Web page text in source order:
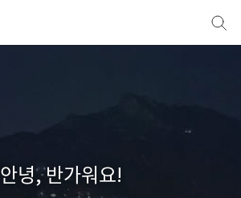
안녕, 반가워요!